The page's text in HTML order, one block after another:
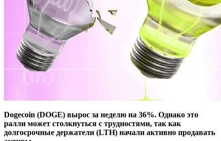
Dogecoin (DOGE) вырос за неделю на 36%. Однако это
ралли может столкнуться с трудностями, так как
долгосрочные держатели (LTH) начали активно продавать